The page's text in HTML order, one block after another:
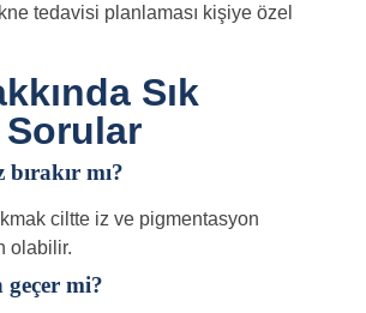
tedavisi planlaması kişiye özel
Sık
mı?
ciltte iz ve pigmentasyon
olabilir.
mi?